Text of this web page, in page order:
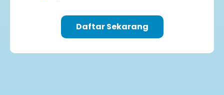
Daftar Sekarang